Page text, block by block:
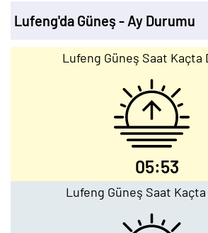
Lufeng'da Güneş - Ay Durumu
Lufeng Güneş Saat Kaçta
05:53
Lufeng Güneş Saat Kaçta